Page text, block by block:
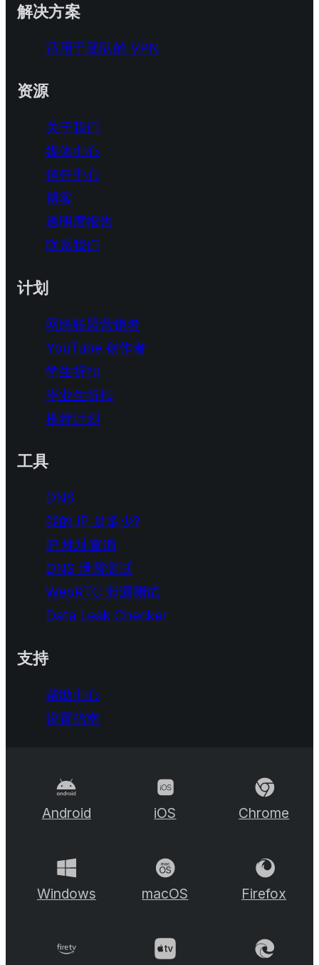
解决方案
适用于团队的 VPN
资源
关于我们
媒体中心
信任中心
博客
透明度报告
联系我们
计划
网络联盟营销者
YouTube 创作者
学生折扣
毕业生折扣
推荐计划
工具
DNS
我的 IP 是多少?
IP 地址查询
DNS 泄露测试
WebRTC 泄漏测试
Data Leak Checker
支持
帮助中心
设置指南
Android iOS Chrome
Windows macOS Firefox